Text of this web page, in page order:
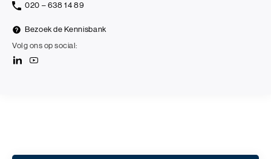
020 – 638 14 89
Bezoek de Kennisbank
Volg ons op social: